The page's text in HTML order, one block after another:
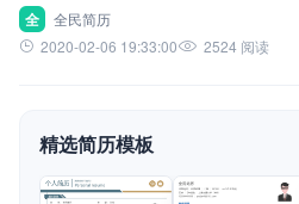
AI 优化简历
AI 翻译简历
AI 模拟面试
面试自我介绍
全
全民简历
2020-02-06 19:33:00
2524 阅读
精选简历模板